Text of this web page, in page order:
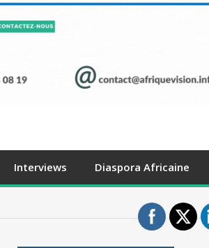
Interviews Diaspora Africaine